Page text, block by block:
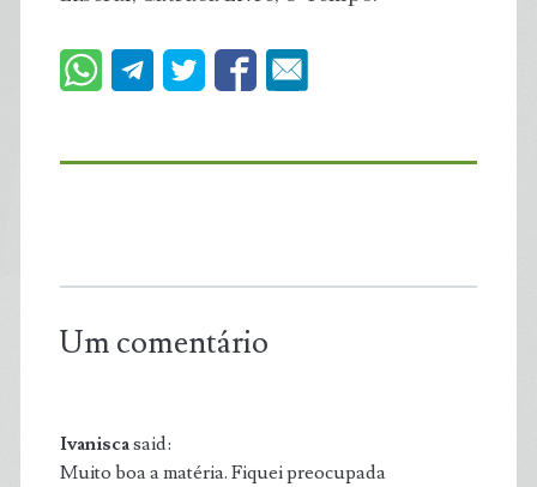
Um comentário
Ivaniscasaid:
Muito boa a matéria. Fiquei preocupada